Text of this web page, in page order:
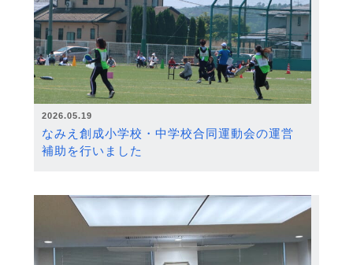
2026.05.19
なみえ創成小学校・中学校合同運動会の運営
補助を行いました